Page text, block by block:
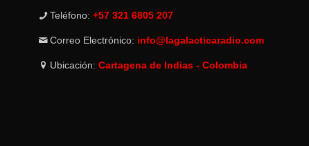
Teléfono:+57 321 6805 207
Correo Electrónico: info@lagalacticaradio.com
Ubicación:Cartagena de Indias - Colombia